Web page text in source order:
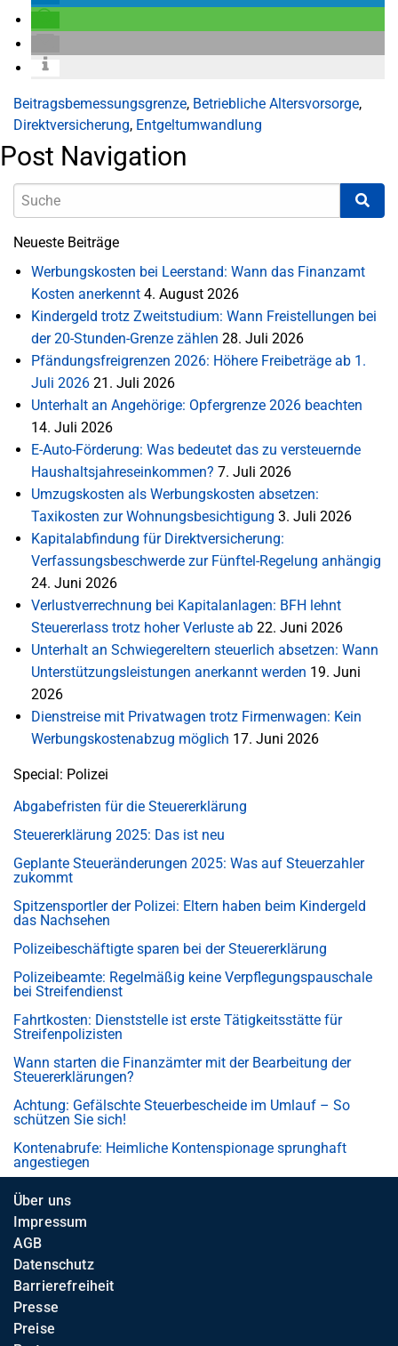
Beitragsbemessungsgrenze, Betriebliche Altersvorsorge,
Direktversicherung, Entgeltumwandlung
Post Navigation
Neueste Beiträge
Werbungskosten bei Leerstand: Wann das Finanzamt
Kosten anerkennt 4. August 2026
Kindergeld trotz Zweitstudium: Wann Freistellungen bei
der 20-Stunden-Grenze zählen 28. Juli 2026
Pfändungsfreigrenzen 2026: Höhere Freibeträge ab 1.
Juli 2026 21. Juli 2026
Unterhalt an Angehörige: Opfergrenze 2026 beachten
14. Juli 2026
E-Auto-Förderung: Was bedeutet das zu versteuernde
Haushaltsjahreseinkommen? 7. Juli 2026
Umzugskosten als Werbungskosten absetzen:
Taxikosten zur Wohnungsbesichtigung 3. Juli 2026
Kapitalabfindung für Direktversicherung:
Verfassungsbeschwerde zur Fünftel-Regelung anhängig
24. Juni 2026
Verlustverrechnung bei Kapitalanlagen: BFH lehnt
Steuererlass trotz hoher Verluste ab 22. Juni 2026
Unterhalt an Schwiegereltern steuerlich absetzen: Wann
Unterstützungsleistungen anerkannt werden 19. Juni
2026
Dienstreise mit Privatwagen trotz Firmenwagen: Kein
Werbungskostenabzug möglich 17. Juni 2026
Special: Polizei
Abgabefristen für die Steuererklärung
Steuererklärung 2025: Das ist neu
Geplante Steueränderungen 2025: Was auf Steuerzahler
zukommt
Spitzensportler der Polizei: Eltern haben beim Kindergeld
das Nachsehen
Polizeibeschäftigte sparen bei der Steuererklärung
Polizeibeamte: Regelmäßig keine Verpflegungspauschale
bei Streifendienst
Fahrtkosten: Dienststelle ist erste Tätigkeitsstätte für
Streifenpolizisten
Wann starten die Finanzämter mit der Bearbeitung der
Steuererklärungen?
Achtung: Gefälschte Steuerbescheide im Umlauf – So
schützen Sie sich!
Kontenabrufe: Heimliche Kontenspionage sprunghaft
angestiegen
Über uns
Impressum
AGB
Datenschutz
Barrierefreiheit
Presse
Preise